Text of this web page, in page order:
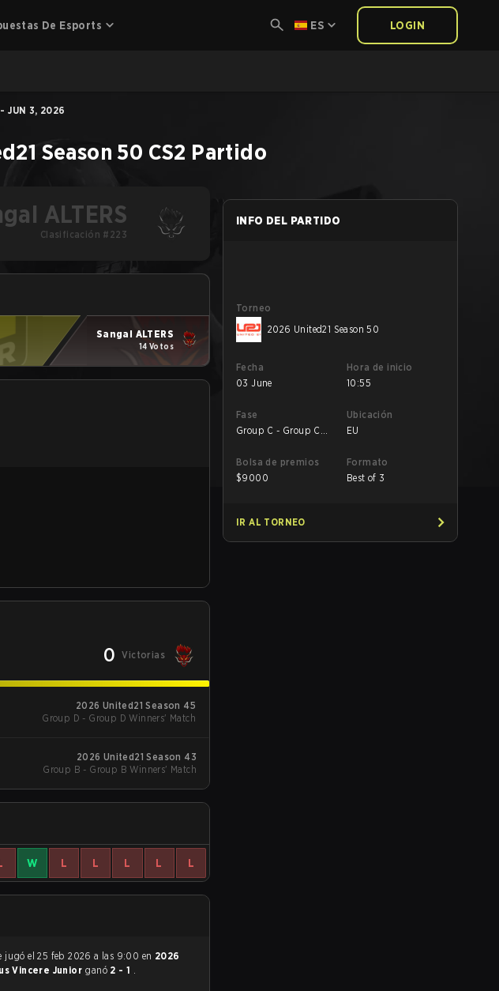
De Esports ES LOGIN
- JUN 3, 2026
Season 50 CS2 Partido
ALTERS
Clasificación #223
Sangal ALTERS
14 Votos
0 Victorias
2026 United21 Season 45
Group D - Group D Winners' Match
2026 United21 Season 43
Group B - Group B Winners' Match
W L L L L L
jugó el 25 feb 2026 a las 9:00 en 2026
Vincere Junior ganó 2 - 1 .
INFO DEL PARTIDO
Torneo
2026 United21 Season 50
Fecha
03 June
Hora de inicio
10:55
Fase
Group C - Group C
Ubicación
EU
Bolsa de premios
$9000
Formato
Best of 3
IR AL TORNEO